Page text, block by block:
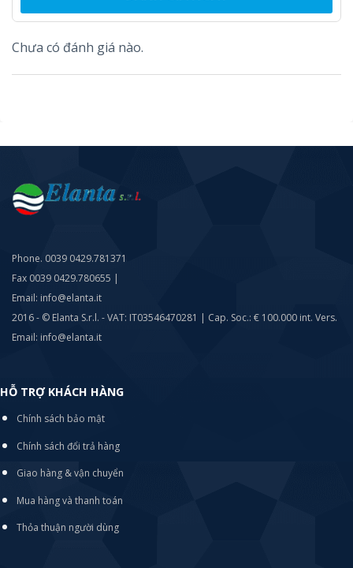
Chưa có đánh giá nào.
Phone. 0039 0429.781371
Fax 0039 0429.780655 |
Email: info@elanta.it
2016 - © Elanta S.r.l. - VAT: IT03546470281 | Cap. Soc.: € 100.000 int. Vers.
Email: info@elanta.it
HỖ TRỢ KHÁCH HÀNG
Chính sách bảo mật
Chính sách đổi trả hàng
Giao hàng & vận chuyển
Mua hàng và thanh toán
Thỏa thuận người dùng